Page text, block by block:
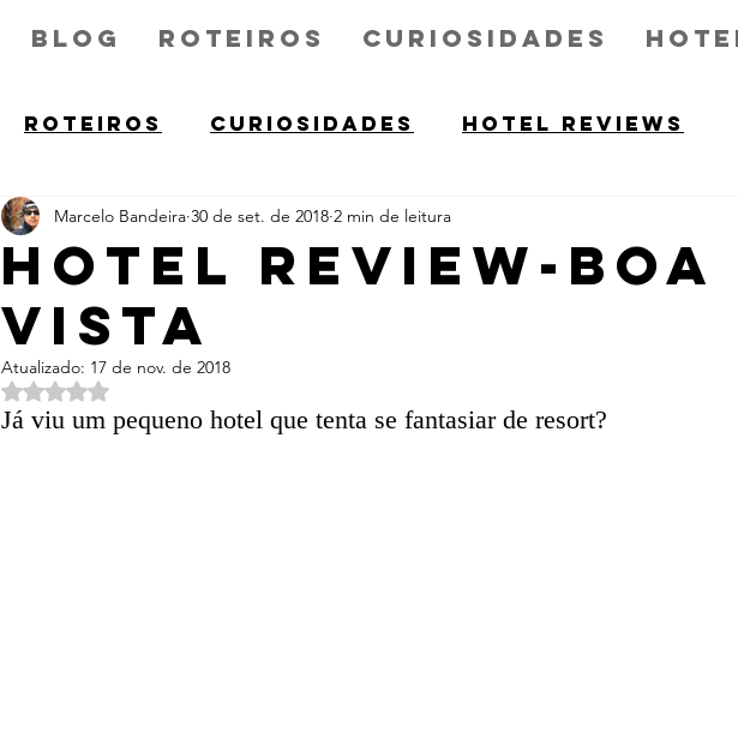
Blog Roteiros Curiosidades
ROTEIROS CURIOSIDADES HOTEL REVIEWS
HOTEL REVIEW-BOA
VISTA
Marcelo Bandeira 30 de set. de 2018 2 min de leitura
Atualizado: 17 de nov. de 2018
Avaliado com NaN de 5 estrelas.
Já viu um pequeno hotel que tenta se fantasiar de resort?